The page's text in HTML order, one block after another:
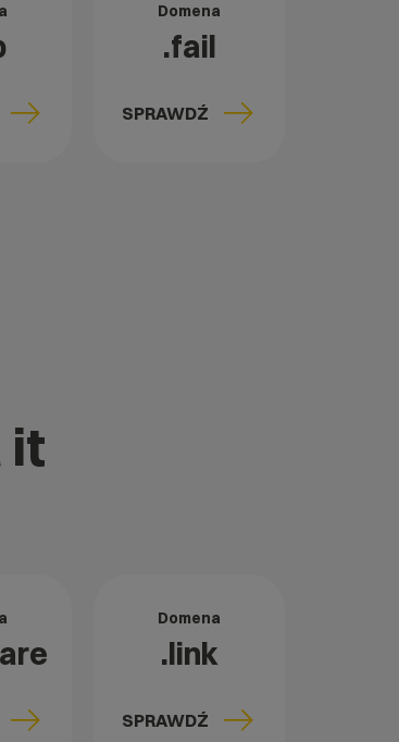
Domena
.fail
SPRAWDŹ
it
Domena
.link
SPRAWDŹ